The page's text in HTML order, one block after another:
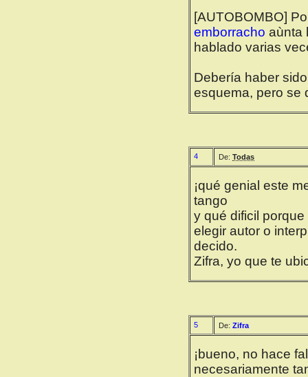
[AUTOBOMBO]
emborracho aùnta
hablado varias
Debería haber
esquema, pero se
4 De: Todas
¡qué genial este
tango
y qué dificil
elegir autor o
decido.
Zifra, yo que te
5 De: Zifra
¡bueno, no hace
necesariamente